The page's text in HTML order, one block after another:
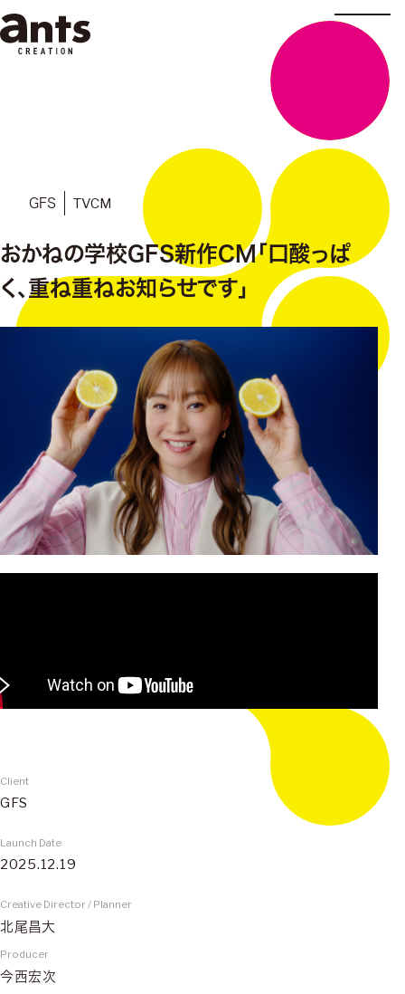
GFS TVCM
おかねの学校GFS新作CM「口酸っぱ
く、重ね重ねお知らせです」
Client
GFS
Launch Date
2025.12.19
Creative Director / Planner
北尾昌大
Producer
今西宏次